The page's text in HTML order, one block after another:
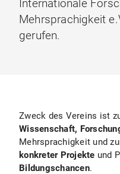
Internationale
Mehrsprachigkeit
gerufen.
Zweck des Vereins ist
Wissenschaft,
Mehrsprachigkeit und
konkreter Projekte und
Bildungschancen.